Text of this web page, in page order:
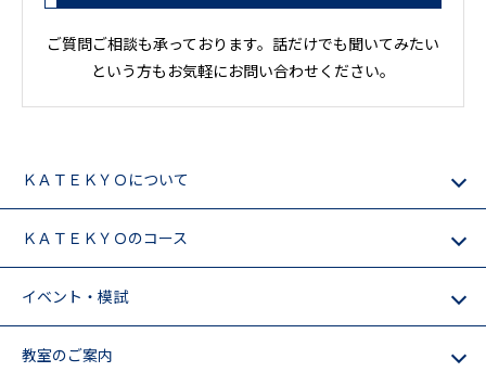
ご質問ご相談も承っております。話だけでも聞いてみたい
という方もお気軽にお問い合わせください。
ＫＡＴＥＫＹＯについて
ＫＡＴＥＫＹＯのコース
イベント・模試
教室のご案内